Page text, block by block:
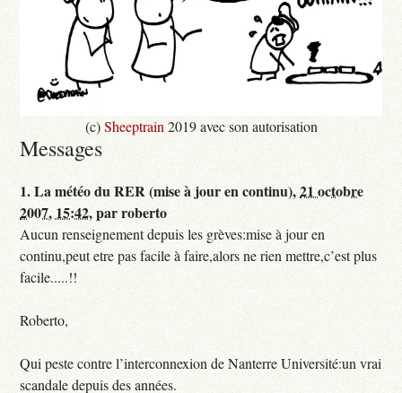
(c)Sheeptrain 2019 avec son autorisation
Messages
1.La météo du RER (mise à jour en continu),21 octobre
2007, 15:42,parroberto
Aucun renseignement depuis les grèves:mise à jour en
continu,peut etre pas facile à faire,alors ne rien mettre,c’est plus
facile.....!!
Roberto,
Qui peste contre l’interconnexion de Nanterre Université:un vrai
scandale depuis des années.